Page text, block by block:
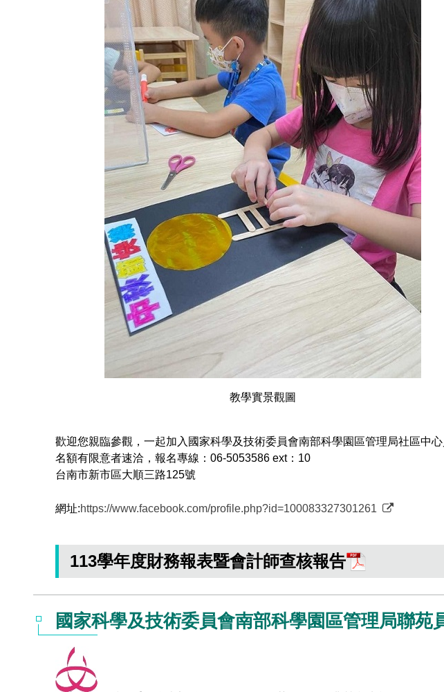
教學實景觀圖
歡迎您親臨參觀，一起加入國家科學及技術委員會南部科學園區管理局社區中
名額有限意者速洽，報名專線：06-5053586 ext：10
台南市新市區大順三路125號
網址:https://www.facebook.com/profile.php?id=100083327301261
113學年度財務報表暨會計師查核報告
國家科學及技術委員會南部科學園區管理局聯